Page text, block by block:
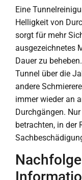
Eine
Helligkeit von
sorgt für mehr
ausgezeichnetes
Dauer zu
Tunnel über die
andere
immer wieder an
Durchgängen.
betrachten, in der